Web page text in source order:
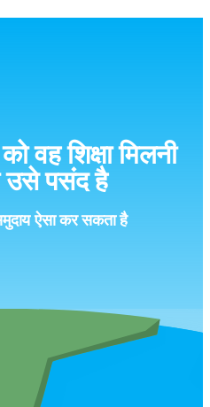
वह शिक्षा मिलनी
उसे पसंद है
ऐसा कर सकता है